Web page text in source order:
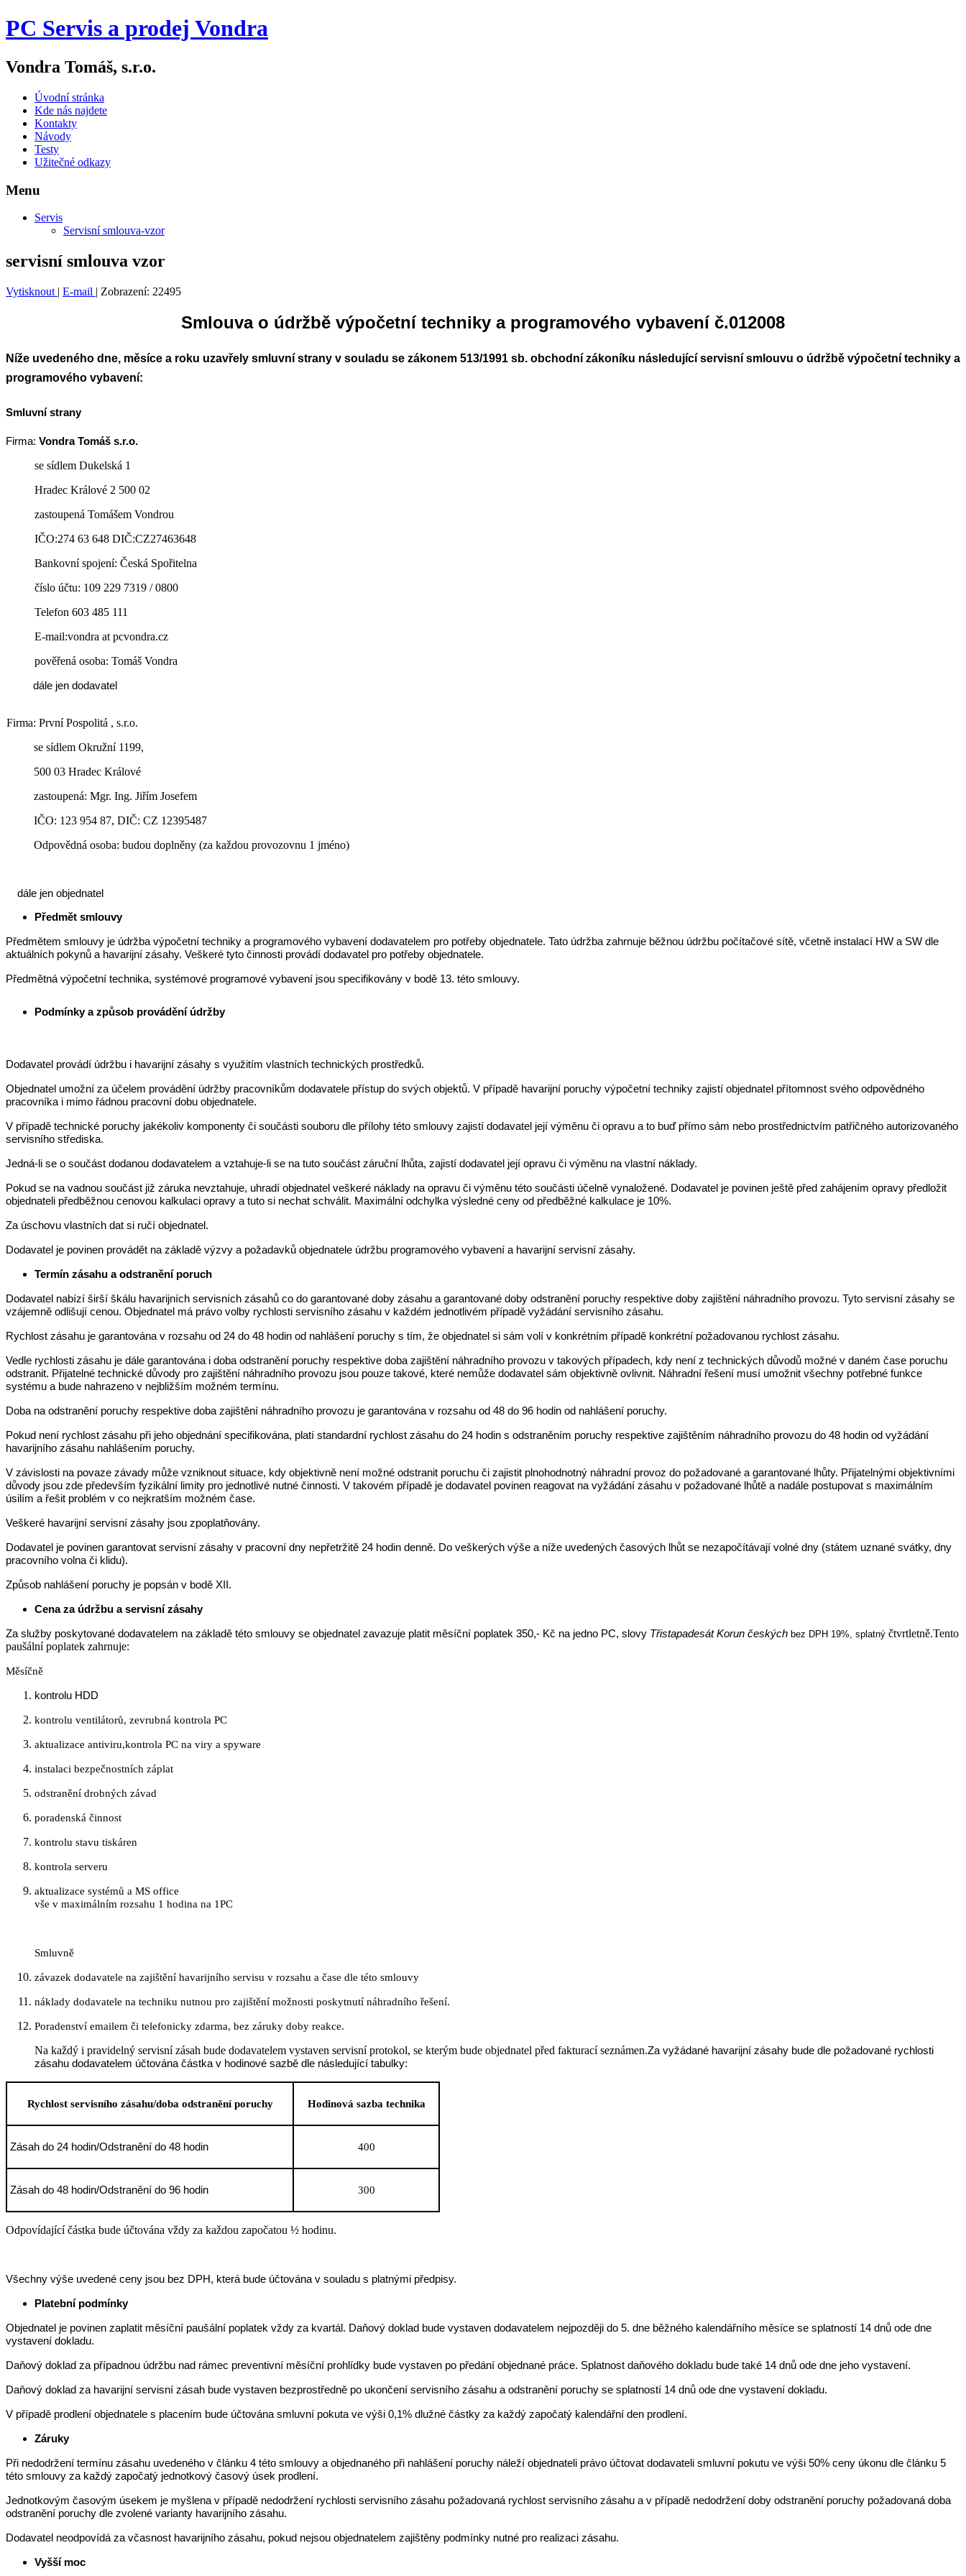
PC Servis a prodej Vondra
Vondra Tomáš, s.r.o.
Úvodní stránka
Kde nás najdete
Kontakty
Návody
Testy
Užitečné odkazy
Menu
Servis
Servisní smlouva-vzor
servisní smlouva vzor
Vytisknout | E-mail | Zobrazení: 22495
Smlouva o údržbě výpočetní techniky a programového vybavení č.012008
Níže uvedeného dne, měsíce a roku uzavřely smluvní strany v souladu se zákonem 513/1991 sb. obchodní zákoníku následující servisní smlouvu o údržbě výpočetní techniky a
programového vybavení:
Smluvní strany
Firma: Vondra Tomáš s.r.o.
se sídlem Dukelská 1
Hradec Králové 2 500 02
zastoupená Tomášem Vondrou
IČO:274 63 648 DIČ:CZ27463648
Bankovní spojení: Česká Spořitelna
číslo účtu: 109 229 7319 / 0800
Telefon 603 485 111
E-mail:vondra at pcvondra.cz
pověřená osoba: Tomáš Vondra
dále jen dodavatel
Firma: První Pospolitá , s.r.o.
se sídlem Okružní 1199,
500 03 Hradec Králové
zastoupená: Mgr. Ing. Jiřím Josefem
IČO: 123 954 87, DIČ: CZ 12395487
Odpovědná osoba: budou doplněny (za každou provozovnu 1 jméno)
dále jen objednatel
Předmět smlouvy
Předmětem smlouvy je údržba výpočetní techniky a programového vybavení dodavatelem pro potřeby objednatele. Tato údržba zahrnuje běžnou údržbu počítačové sítě, včetně instalací HW a SW dle
aktuálních pokynů a havarijní zásahy. Veškeré tyto činnosti provádí dodavatel pro potřeby objednatele.
Předmětná výpočetní technika, systémové programové vybavení jsou specifikovány v bodě 13. této smlouvy.
Podmínky a způsob provádění údržby
Dodavatel provádí údržbu i havarijní zásahy s využitím vlastních technických prostředků.
Objednatel umožní za účelem provádění údržby pracovníkům dodavatele přístup do svých objektů. V případě havarijní poruchy výpočetní techniky zajistí objednatel přítomnost svého odpovědného
pracovníka i mimo řádnou pracovní dobu objednatele.
V případě technické poruchy jakékoliv komponenty či součásti souboru dle přílohy této smlouvy zajistí dodavatel její výměnu či opravu a to buď přímo sám nebo prostřednictvím patřičného autorizovaného
servisního střediska.
Jedná-li se o součást dodanou dodavatelem a vztahuje-li se na tuto součást záruční lhůta, zajistí dodavatel její opravu či výměnu na vlastní náklady.
Pokud se na vadnou součást již záruka nevztahuje, uhradí objednatel veškeré náklady na opravu či výměnu této součásti účelně vynaložené. Dodavatel je povinen ještě před zahájením opravy předložit
objednateli předběžnou cenovou kalkulaci opravy a tuto si nechat schválit. Maximální odchylka výsledné ceny od předběžné kalkulace je 10%.
Za úschovu vlastních dat si ručí objednatel.
Dodavatel je povinen provádět na základě výzvy a požadavků objednatele údržbu programového vybavení a havarijní servisní zásahy.
Termín zásahu a odstranění poruch
Dodavatel nabízí širší škálu havarijních servisních zásahů co do garantované doby zásahu a garantované doby odstranění poruchy respektive doby zajištění náhradního provozu. Tyto servisní zásahy se
vzájemně odlišují cenou. Objednatel má právo volby rychlosti servisního zásahu v každém jednotlivém případě vyžádání servisního zásahu.
Rychlost zásahu je garantována v rozsahu od 24 do 48 hodin od nahlášení poruchy s tím, že objednatel si sám volí v konkrétním případě konkrétní požadovanou rychlost zásahu.
Vedle rychlosti zásahu je dále garantována i doba odstranění poruchy respektive doba zajištění náhradního provozu v takových případech, kdy není z technických důvodů možné v daném čase poruchu
odstranit. Přijatelné technické důvody pro zajištění náhradního provozu jsou pouze takové, které nemůže dodavatel sám objektivně ovlivnit. Náhradní řešení musí umožnit všechny potřebné funkce
systému a bude nahrazeno v nejbližším možném termínu.
Doba na odstranění poruchy respektive doba zajištění náhradního provozu je garantována v rozsahu od 48 do 96 hodin od nahlášení poruchy.
Pokud není rychlost zásahu při jeho objednání specifikována, platí standardní rychlost zásahu do 24 hodin s odstraněním poruchy respektive zajištěním náhradního provozu do 48 hodin od vyžádání
havarijního zásahu nahlášením poruchy.
V závislosti na povaze závady může vzniknout situace, kdy objektivně není možné odstranit poruchu či zajistit plnohodnotný náhradní provoz do požadované a garantované lhůty. Přijatelnými objektivními
důvody jsou zde především fyzikální limity pro jednotlivé nutné činnosti. V takovém případě je dodavatel povinen reagovat na vyžádání zásahu v požadované lhůtě a nadále postupovat s maximálním
úsilím a řešit problém v co nejkratším možném čase.
Veškeré havarijní servisní zásahy jsou zpoplatňovány.
Dodavatel je povinen garantovat servisní zásahy v pracovní dny nepřetržitě 24 hodin denně. Do veškerých výše a níže uvedených časových lhůt se nezapočítávají volné dny (státem uznané svátky, dny
pracovního volna či klidu).
Způsob nahlášení poruchy je popsán v bodě XII.
Cena za údržbu a servisní zásahy
Za služby poskytované dodavatelem na základě této smlouvy se objednatel zavazuje platit měsíční poplatek 350,- Kč na jedno PC, slovy Třistapadesát Korun českých bez DPH 19%, splatný čtvrtletně.Tento
paušální poplatek zahrnuje:
Měsíčně
kontrolu HDD
kontrolu ventilátorů, zevrubná kontrola PC
aktualizace antiviru,kontrola PC na viry a spyware
instalaci bezpečnostních záplat
odstranění drobných závad
poradenská činnost
kontrolu stavu tiskáren
kontrola serveru
aktualizace systémů a MS office
vše v maximálním rozsahu 1 hodina na 1PC
Smluvně
závazek dodavatele na zajištění havarijního servisu v rozsahu a čase dle této smlouvy
náklady dodavatele na techniku nutnou pro zajištění možnosti poskytnutí náhradního řešení.
Poradenství emailem či telefonicky zdarma, bez záruky doby reakce.
Na každý i pravidelný servisní zásah bude dodavatelem vystaven servisní protokol, se kterým bude objednatel před fakturací seznámen.Za vyžádané havarijní zásahy bude dle požadované rychlosti
zásahu dodavatelem účtována částka v hodinové sazbě dle následující tabulky:
Rychlost servisního zásahu/doba odstranění poruchy Hodinová sazba technika
Zásah do 24 hodin/Odstranění do 48 hodin 400
Zásah do 48 hodin/Odstranění do 96 hodin 300
Odpovídající částka bude účtována vždy za každou započatou ½ hodinu.
Všechny výše uvedené ceny jsou bez DPH, která bude účtována v souladu s platnými předpisy.
Platební podmínky
Objednatel je povinen zaplatit měsíční paušální poplatek vždy za kvartál. Daňový doklad bude vystaven dodavatelem nejpozději do 5. dne běžného kalendářního měsíce se splatností 14 dnů ode dne
vystavení dokladu.
Daňový doklad za případnou údržbu nad rámec preventivní měsíční prohlídky bude vystaven po předání objednané práce. Splatnost daňového dokladu bude také 14 dnů ode dne jeho vystavení.
Daňový doklad za havarijní servisní zásah bude vystaven bezprostředně po ukončení servisního zásahu a odstranění poruchy se splatností 14 dnů ode dne vystavení dokladu.
V případě prodlení objednatele s placením bude účtována smluvní pokuta ve výši 0,1% dlužné částky za každý započatý kalendářní den prodlení.
Záruky
Při nedodržení termínu zásahu uvedeného v článku 4 této smlouvy a objednaného při nahlášení poruchy náleží objednateli právo účtovat dodavateli smluvní pokutu ve výši 50% ceny úkonu dle článku 5
této smlouvy za každý započatý jednotkový časový úsek prodlení.
Jednotkovým časovým úsekem je myšlena v případě nedodržení rychlosti servisního zásahu požadovaná rychlost servisního zásahu a v případě nedodržení doby odstranění poruchy požadovaná doba
odstranění poruchy dle zvolené varianty havarijního zásahu.
Dodavatel neodpovídá za včasnost havarijního zásahu, pokud nejsou objednatelem zajištěny podmínky nutné pro realizaci zásahu.
Vyšší moc